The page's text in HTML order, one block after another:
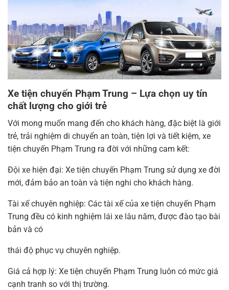
Xe tiện chuyến Phạm Trung – Lựa chọn uy tín
chất lượng cho giới trẻ
Với mong muốn mang đến cho khách hàng, đặc biệt là giới
trẻ, trải nghiệm di chuyển an toàn, tiện lợi và tiết kiệm, xe
tiện chuyến Phạm Trung ra đời với những cam kết:
Đội xe hiện đại: Xe tiện chuyến Phạm Trung sử dụng xe đời
mới, đảm bảo an toàn và tiện nghi cho khách hàng.
Tài xế chuyên nghiệp: Các tài xế của xe tiện chuyến Phạm
Trung đều có kinh nghiệm lái xe lâu năm, được đào tạo bài
bản và có
thái độ phục vụ chuyên nghiệp.
Giá cả hợp lý: Xe tiện chuyến Phạm Trung luôn có mức giá
cạnh tranh so với thị trường.